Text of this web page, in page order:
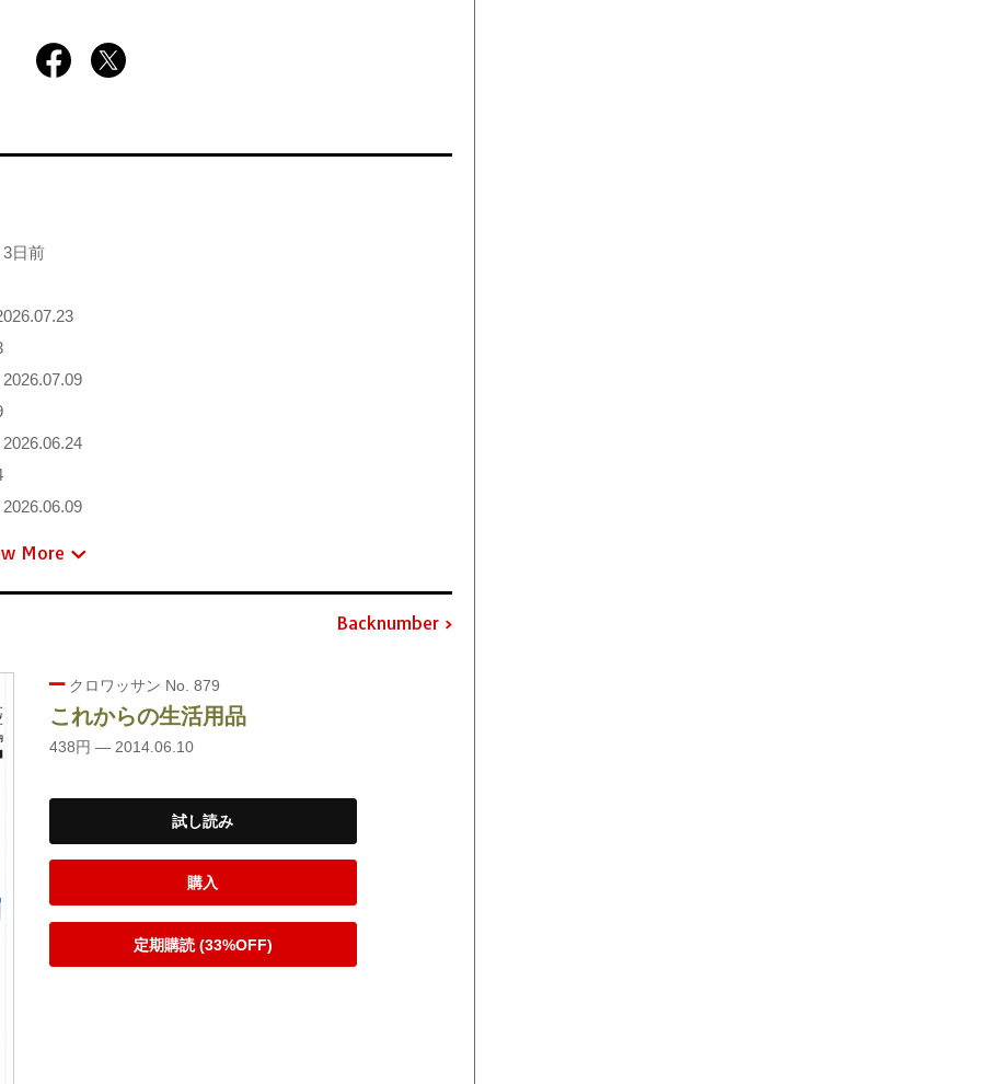
日前
More
Backnumber
クロワッサン No. 879
これからの生活用品
438円 — 2014.06.10
試し読み
購入
定期購読 (33%OFF)